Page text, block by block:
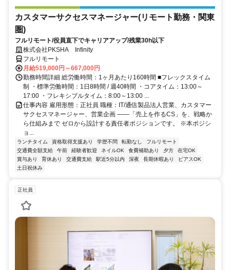
カスタマーサクセスマネージャー(リモート勤務・関東
圏)
フルリモート/役員直下でキャリアアップ/残業30h以下
株式会社PKSHA Infinity
フルリモート
月給519,000円～667,000円
勤務時間詳細 総労働時間：1ヶ月あたり160時間 ■フレックスタイム
制 ・標準労働時間：1日8時間 / 週40時間 ・コアタイム：13:00～
17:00 ・フレキシブルタイム：8:00～13:00 ...
仕事内容 雇用形態：正社員 職種：IT/通信製品法人営業、カスタマー
サクセスマネージャー、営業企画 ――「売上を作るCS」を、戦略か
ら仕組みまで ゼロから設計する責任者ポジションです。 ※本ポジシ
ョ...
ランチタイム 資格取得支援あり 学歴不問 転勤なし
フルリモート
交通費全額支給
午前 経験者歓迎 ネイルOK 食費補助あり 夕方
在宅OK
賞与あり
育休あり 交通費支給 駅近5分以内 深夜 長期休暇あり
ピアスOK
土日祝休み
正社員